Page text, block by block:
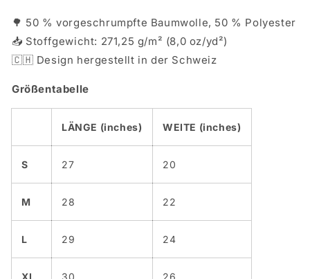
🌳 50 % vorgeschrumpfte Baumwolle, 50 % Polyester
📥 Stoffgewicht: 271,25 g/m² (8,0 oz/yd²)
🇨🇭 Design hergestellt in der Schweiz
Größentabelle
LÄNGE (inches) WEITE (inches)
S 27 20
M 28 22
L 29 24
XL 30 26